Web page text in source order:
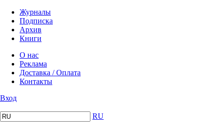
Журналы
Подписка
Архив
Книги
О нас
Реклама
Доставка / Оплата
Контакты
Вход
RU